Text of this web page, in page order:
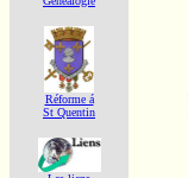
Réforme á
St Quentin